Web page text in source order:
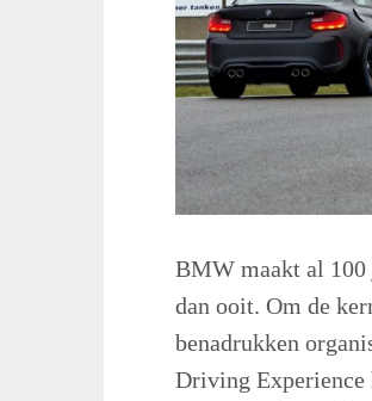
BMW maakt al 100
dan ooit. Om de
benadrukken
Driving Experience